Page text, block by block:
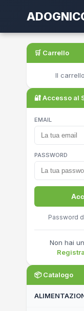
🛒 Carrello
Il
🔐 Accesso al
EMAIL
PASSWORD
Password
Non hai
📦 Catalogo